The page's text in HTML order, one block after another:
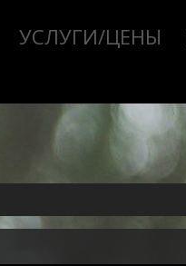
УСЛУГИ/ЦЕНЫ